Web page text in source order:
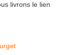
livrons le lien